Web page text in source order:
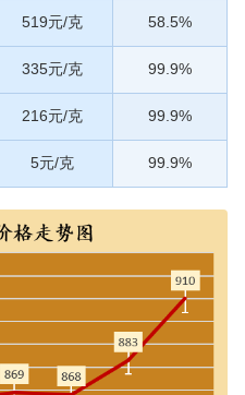
519元/克 58.5%
335元/克 99.9%
216元/克 99.9%
5元/克 99.9%